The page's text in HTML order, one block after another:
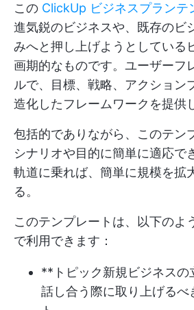
この ClickUp ビジネスプランテ
進気鋭のビジネスや、既存のビ
みへと押し上げようとしている
画期的なものです。ユーザーフ
ルで、目標、戦略、アクション
造化したフレームワークを提供
包括的でありながら、このテン
シナリオや目的に簡単に適応で
軌道に乗れば、簡単に規模を拡
る。
このテンプレートは、以下のよ
で利用できます：
**トピック新規ビジネスの
話し合う際に取り上げるべ